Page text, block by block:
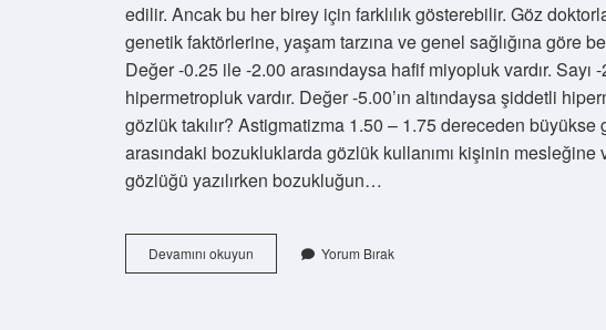
edilir. Ancak bu her birey için farklılık gösterebilir. Göz
genetik faktörlerine, yaşam tarzına ve genel sağlığına göre
Değer -0.25 ile -2.00 arasındaysa hafif miyopluk vardır. Sayı
hipermetropluk vardır. Değer -5.00’ın altındaysa şiddetli
gözlük takılır? Astigmatizma 1.50 – 1.75 dereceden büyükse
arasındaki bozukluklarda gözlük kullanımı kişinin
gözlüğü yazılırken bozukluğun…
Devamını okuyun
Göz
Yorum Bırak